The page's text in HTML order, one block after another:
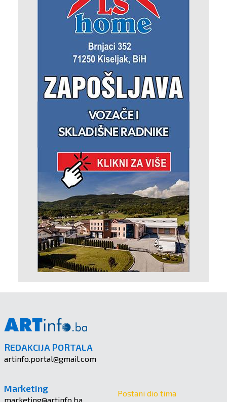
REDAKCIJA PORTALA
artinfo.portal@gmail.com
Marketing
marketing@artinfo.ba
Postani dio tima